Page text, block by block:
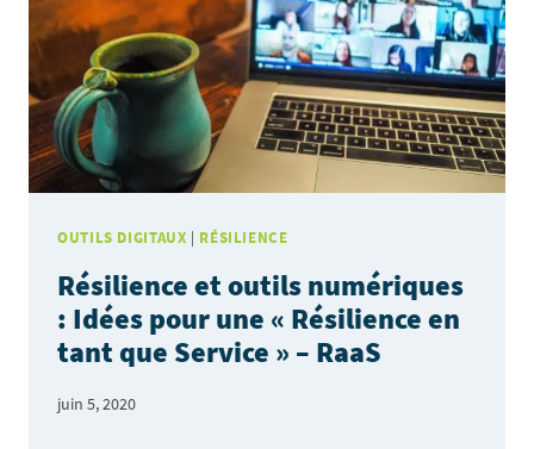
RÉSILIENTES
ET
DURABLES
OUTILS DIGITAUX | RÉSILIENCE
Résilience et outils numériques
: Idées pour une « Résilience en
tant que Service » – RaaS
juin 5, 2020